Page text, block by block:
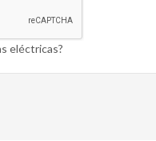
eléctricas?